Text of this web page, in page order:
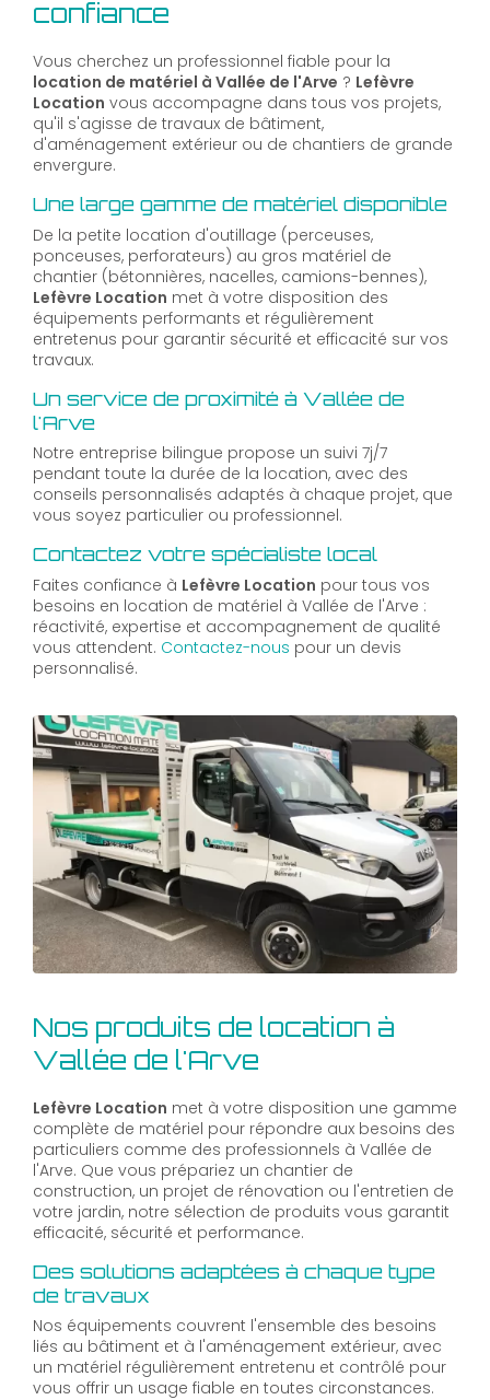
confiance
Vous cherchez un professionnel fiable pour la
location de matériel à Vallée de l'Arve ? Lefèvre
Location vous accompagne dans tous vos projets,
qu'il s'agisse de travaux de bâtiment,
d'aménagement extérieur ou de chantiers de grande
envergure.
Une large gamme de matériel disponible
De la petite location d'outillage (perceuses,
ponceuses, perforateurs) au gros matériel de
chantier (bétonnières, nacelles, camions-bennes),
Lefèvre Location met à votre disposition des
équipements performants et régulièrement
entretenus pour garantir sécurité et efficacité sur vos
travaux.
Un service de proximité à Vallée de
l'Arve
Notre entreprise bilingue propose un suivi 7j/7
pendant toute la durée de la location, avec des
conseils personnalisés adaptés à chaque projet, que
vous soyez particulier ou professionnel.
Contactez votre spécialiste local
Faites confiance à Lefèvre Location pour tous vos
besoins en location de matériel à Vallée de l'Arve :
réactivité, expertise et accompagnement de qualité
vous attendent. Contactez-nous pour un devis
personnalisé.
Nos produits de location à
Vallée de l'Arve
Lefèvre Location met à votre disposition une gamme
complète de matériel pour répondre aux besoins des
particuliers comme des professionnels à Vallée de
l'Arve. Que vous prépariez un chantier de
construction, un projet de rénovation ou l'entretien de
votre jardin, notre sélection de produits vous garantit
efficacité, sécurité et performance.
Des solutions adaptées à chaque type
de travaux
Nos équipements couvrent l'ensemble des besoins
liés au bâtiment et à l'aménagement extérieur, avec
un matériel régulièrement entretenu et contrôlé pour
vous offrir un usage fiable en toutes circonstances.